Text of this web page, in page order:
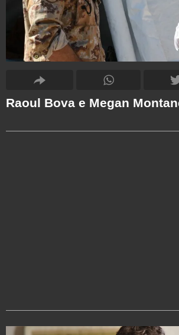
Raoul Bova e Megan